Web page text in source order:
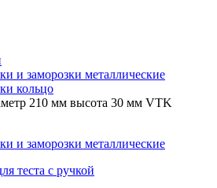
и заморозки металлические
кольцо
210 мм высота 30 мм VTK
и заморозки металлические
теста с ручкой